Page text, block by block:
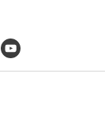
Youtube